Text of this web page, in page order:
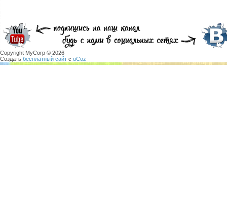
Copyright MyCorp © 2026
Создать бесплатный сайт с uCoz